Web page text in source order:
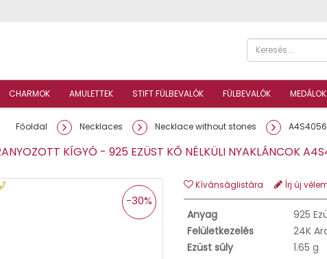
CHARMOK AMULETTEK STIFT FÜLBEVALÓK FÜLBEVALÓK MEDÁLOK
Főoldal Necklaces Necklace without stones
KÍGYÓ - 925 EZÜST KŐ NÉLKÜLI NYAKLÁNCOK
-30%
Kívánságlistára Írj új
Anyag
925
Felületkezelés
24K
Ezüst súly
1.65 g